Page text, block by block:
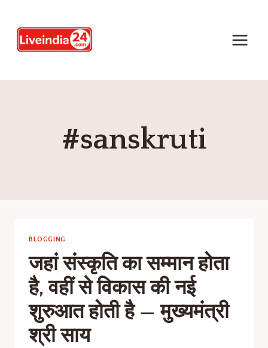
#sanskruti
BLOGGING
जहां संस्कृति का सम्मान होता
है, वहीं से विकास की नई
शुरुआत होती है — मुख्यमंत्री
श्री साय